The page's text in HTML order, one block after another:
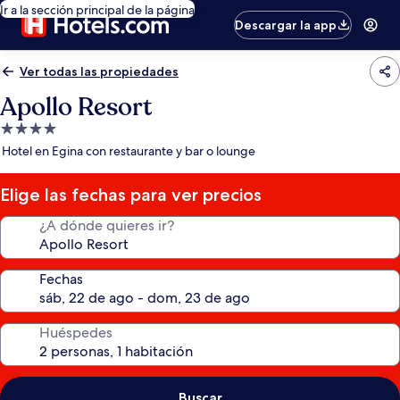
Ir a la sección principal de la página
Descargar la app
Ver todas las propiedades
Apollo Resort
Propiedad
de
estrellas
Hotel en Egina con restaurante y bar o lounge
Elige las fechas para ver precios
¿A dónde quieres ir?
Fechas
Huéspedes